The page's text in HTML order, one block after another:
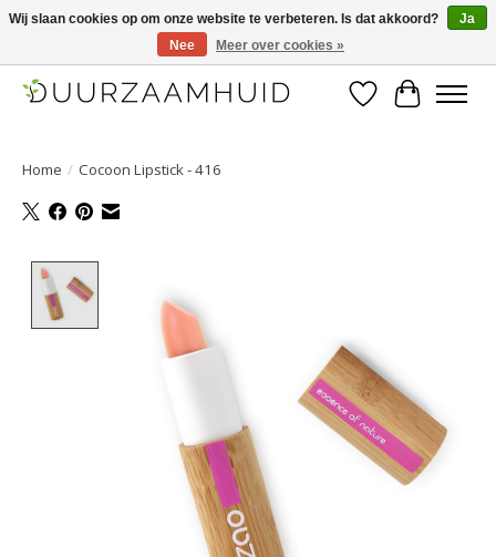
Duurzaamhuid, uw duurzame weg naar een mooie, gezonde huid.
Verlanglijst
Home / Cocoon Lipstick - 416
Wij slaan cookies op om onze website te verbeteren. Is dat akkoord?
Ja
Nee
Meer over cookies »